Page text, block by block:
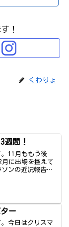
！
くわりょ
週間！
11月ももう後
に出場を控えて
ンの近況報告〜
ー
今日はクリスマ